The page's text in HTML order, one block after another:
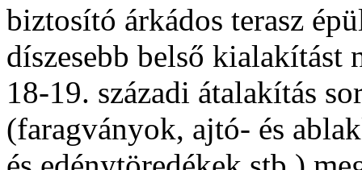
biztosító árkádos terasz
díszesebb belső kialakítást
18-19. századi átalakítás
(faragványok, ajtó- és